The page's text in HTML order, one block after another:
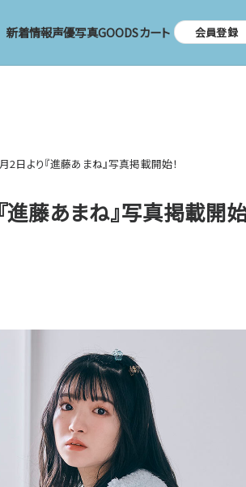
新着情報声優写真GOODSカート 会員登録
2日より『進藤あまね』写真掲載開始！
進藤あまね』写真掲載開始